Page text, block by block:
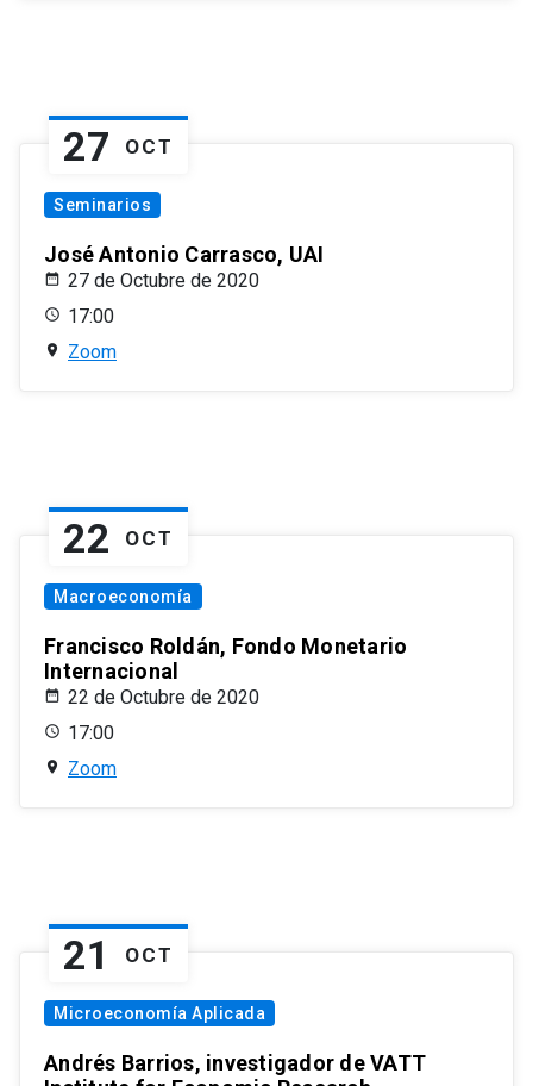
27 OCT
Seminarios
José Antonio Carrasco, UAI
27 de Octubre de 2020
17:00
Zoom
22 OCT
Macroeconomía
Francisco Roldán, Fondo Monetario
Internacional
22 de Octubre de 2020
17:00
Zoom
21 OCT
Microeconomía Aplicada
Andrés Barrios, investigador de VATT